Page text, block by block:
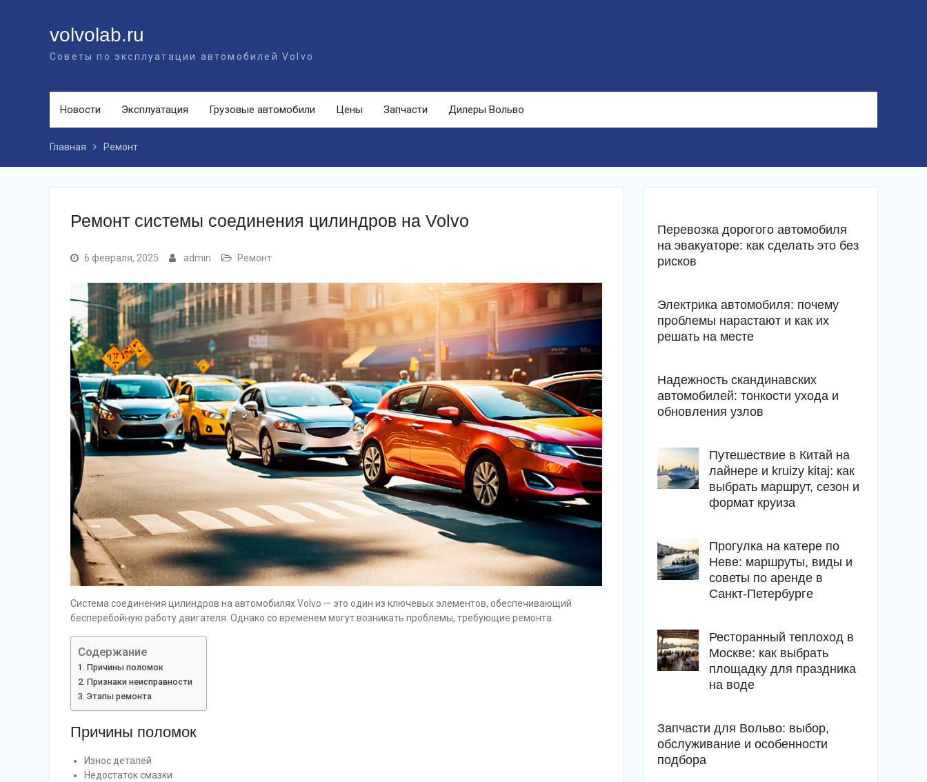
volvolab.ru
Советы по эксплуатации автомобилей Volvo
Новости Эксплуатация Грузовые автомобили Цены Запчасти Дилеры Вольво
Главная Ремонт
Ремонт системы соединения цилиндров на Volvo
6 февраля, 2025 admin Ремонт
Система соединения цилиндров на автомобилях Volvo — это один из ключевых элементов, обеспечивающий
бесперебойную работу двигателя. Однако со временем могут возникать проблемы, требующие ремонта.
Содержание
Причины поломок
Признаки неисправности
Этапы ремонта
Причины поломок
Износ деталей
Недостаток смазки
Перевозка дорогого автомобиля
на эвакуаторе: как сделать это без
рисков
Электрика автомобиля: почему
проблемы нарастают и как их
решать на месте
Надежность скандинавских
автомобилей: тонкости ухода и
обновления узлов
Путешествие в Китай на
лайнере и kruizy kitaj: как
выбрать маршрут, сезон и
формат круиза
Прогулка на катере по
Неве: маршруты, виды и
советы по аренде в
Санкт-Петербурге
Ресторанный теплоход в
Москве: как выбрать
площадку для праздника
на воде
Запчасти для Вольво: выбор,
обслуживание и особенности
подбора